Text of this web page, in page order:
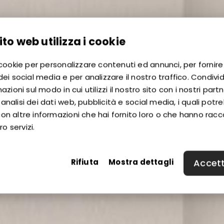
web utilizza i cookie
per personalizzare contenuti ed annunci, per fornire
social media e per analizzare il nostro traffico.
sul modo in cui utilizzi il nostro sito con i nostri
dei dati web, pubblicità e social media, i quali
altre informazioni che hai fornito loro o che hanno
servizi.
Rifiuta Mostra dettagli